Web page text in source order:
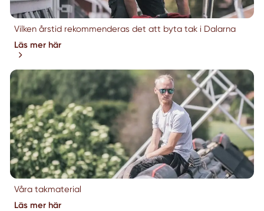
Vilken årstid rekommenderas det att byta tak i Dalarna
Läs mer här
Våra takmaterial
Läs mer här